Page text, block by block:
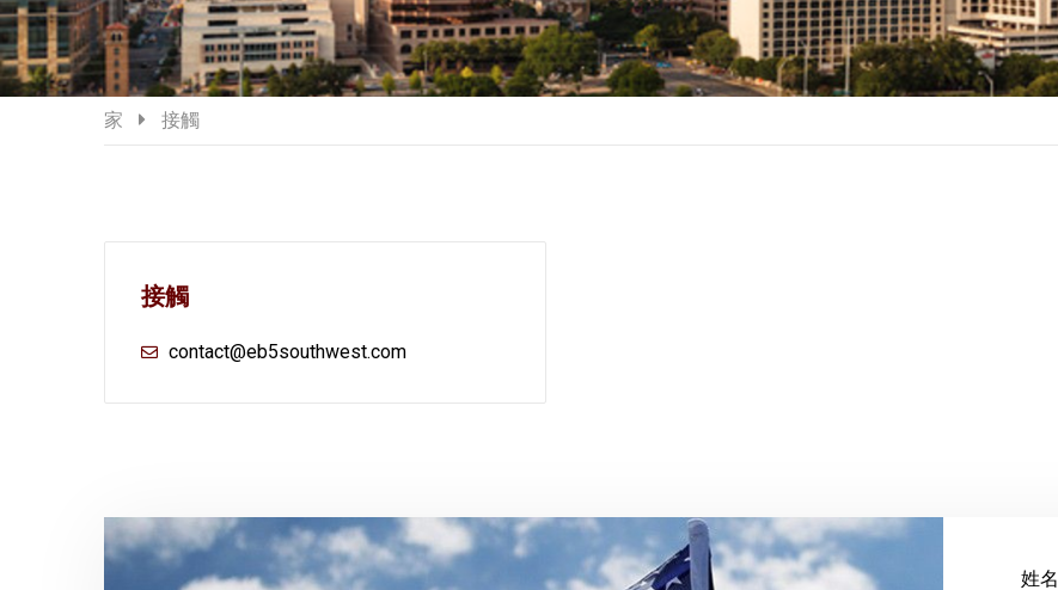
家 接觸
接觸
contact@eb5southwest.com
姓名